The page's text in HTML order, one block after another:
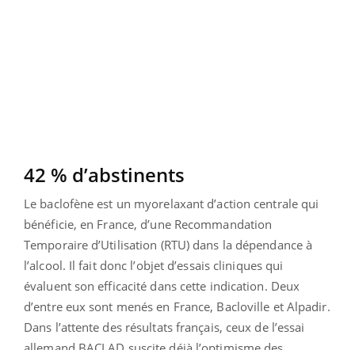
42 % d’abstinents
Le baclofène est un myorelaxant d’action centrale qui
bénéficie, en France, d’une Recommandation
Temporaire d’Utilisation (RTU) dans la dépendance à
l’alcool. Il fait donc l’objet d’essais cliniques qui
évaluent son efficacité dans cette indication. Deux
d’entre eux sont menés en France, Bacloville et Alpadir.
Dans l’attente des résultats français, ceux de l’essai